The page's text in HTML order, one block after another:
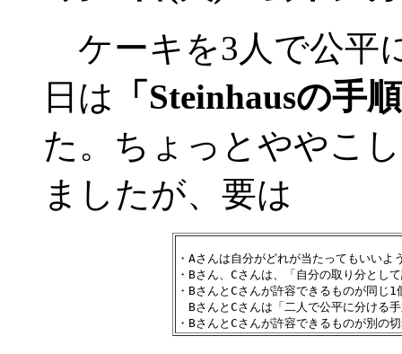
ケーキを3人で公平
日は 「Steinhausの手
た。ちょっとややこ
ましたが、要は
・Aさんは自分がどれが当たってもいいよ
・Bさん、Cさんは、「自分の取り分とし
・BさんとCさんが許容できるものが同じ
BさんとCさんは「二人で公平に分ける